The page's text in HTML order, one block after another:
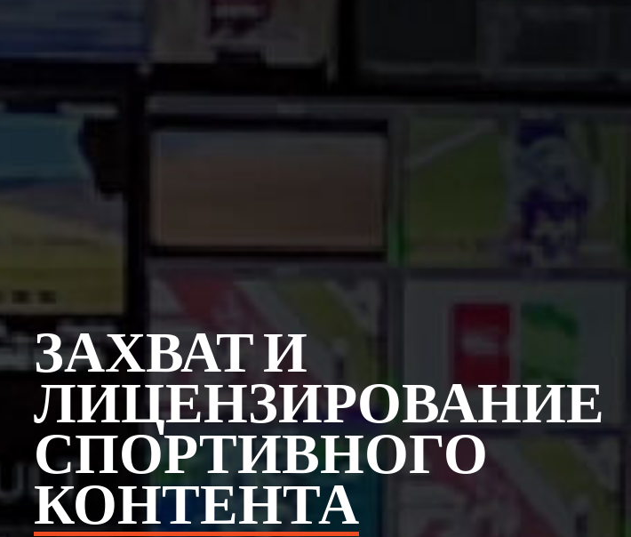
ЗАХВАТ И
ЛИЦЕНЗИРОВАНИЕ
СПОРТИВНОГО
КОНТЕНТА